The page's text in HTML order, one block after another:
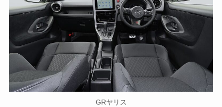
GRヤリス